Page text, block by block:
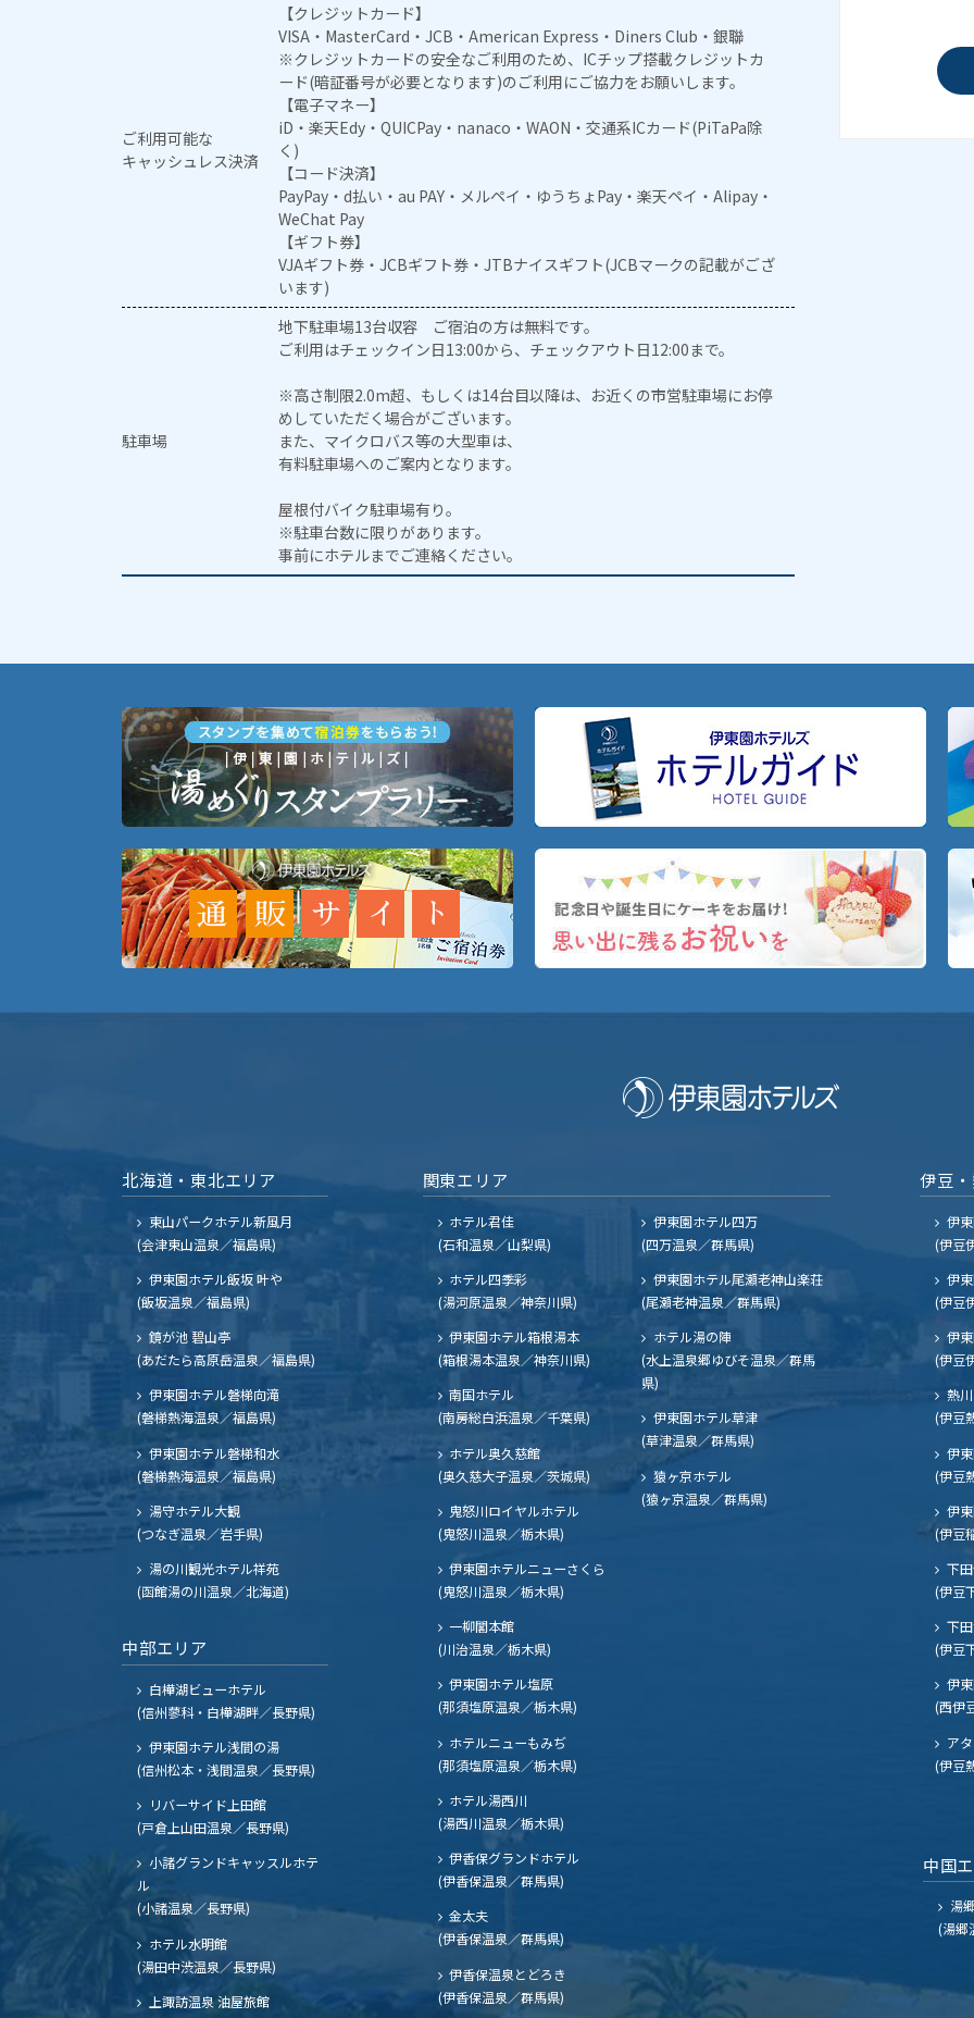
ご利用可能な
キャッシュレス決済
【クレジットカード】
VISA・MasterCard・JCB・American Express・Diners Club・銀聯
※クレジットカードの安全なご利用のため、ICチップ搭載クレジットカ
ード(暗証番号が必要となります)のご利用にご協力をお願いします。
【電子マネー】
iD・楽天Edy・QUICPay・nanaco・WAON・交通系ICカード(PiTaPa除
く)
【コード決済】
PayPay・d払い・au PAY・メルペイ・ゆうちょPay・楽天ペイ・Alipay・
WeChat Pay
【ギフト券】
VJAギフト券・JCBギフト券・JTBナイスギフト(JCBマークの記載がござ
います)
駐車場
地下駐車場13台収容 ご宿泊の方は無料です。
ご利用はチェックイン日13:00から、チェックアウト日12:00まで。
※高さ制限2.0m超、もしくは14台目以降は、お近くの市営駐車場にお停
めしていただく場合がございます。
また、マイクロバス等の大型車は、
有料駐車場へのご案内となります。
屋根付バイク駐車場有り。
※駐車台数に限りがあります。
事前にホテルまでご連絡ください。
北海道・東北エリア
東山パークホテル新風月
(会津東山温泉／福島県)
伊東園ホテル飯坂 叶や
(飯坂温泉／福島県)
鏡が池 碧山亭
(あだたら高原岳温泉／福島県)
伊東園ホテル磐梯向滝
(磐梯熱海温泉／福島県)
伊東園ホテル磐梯和水
(磐梯熱海温泉／福島県)
湯守ホテル大観
(つなぎ温泉／岩手県)
湯の川観光ホテル祥苑
(函館湯の川温泉／北海道)
中部エリア
白樺湖ビューホテル
(信州蓼科・白樺湖畔／長野県)
伊東園ホテル浅間の湯
(信州松本・浅間温泉／長野県)
リバーサイド上田館
(戸倉上山田温泉／長野県)
小諸グランドキャッスルホテ
ル
(小諸温泉／長野県)
ホテル水明館
(湯田中渋温泉／長野県)
上諏訪温泉 油屋旅館
関東エリア
ホテル君佳
(石和温泉／山梨県)
ホテル四季彩
(湯河原温泉／神奈川県)
伊東園ホテル箱根湯本
(箱根湯本温泉／神奈川県)
南国ホテル
(南房総白浜温泉／千葉県)
ホテル奥久慈館
(奥久慈大子温泉／茨城県)
鬼怒川ロイヤルホテル
(鬼怒川温泉／栃木県)
伊東園ホテルニューさくら
(鬼怒川温泉／栃木県)
一柳閣本館
(川治温泉／栃木県)
伊東園ホテル塩原
(那須塩原温泉／栃木県)
ホテルニューもみぢ
(那須塩原温泉／栃木県)
ホテル湯西川
(湯西川温泉／栃木県)
伊香保グランドホテル
(伊香保温泉／群馬県)
金太夫
(伊香保温泉／群馬県)
伊香保温泉とどろき
(伊香保温泉／群馬県)
伊東園ホテル四万
(四万温泉／群馬県)
伊東園ホテル尾瀬老神山楽荘
(尾瀬老神温泉／群馬県)
ホテル湯の陣
(水上温泉郷ゆびそ温泉／群馬
県)
伊東園ホテル草津
(草津温泉／群馬県)
猿ヶ京ホテル
(猿ヶ京温泉／群馬県)
伊豆
伊
(伊豆
伊
(伊豆
伊
(伊豆
熱
(伊豆
伊
(伊豆
伊
(伊豆
下
(伊豆
下
(伊豆
伊
(西伊
ア
(伊豆
中国
湯
(湯郷